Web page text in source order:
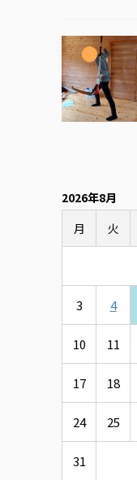
2026年8月
月
火
3 4
10 11
17 18
24 25
31